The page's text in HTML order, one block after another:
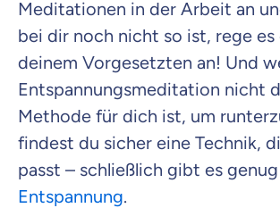
Meditationen in der Arbeit an
bei dir noch nicht so ist, rege es
deinem Vorgesetzten an! Und
Entspannungsmeditation nicht
Methode für dich ist, um
findest du sicher eine Technik,
passt – schließlich gibt es
Entspannung.